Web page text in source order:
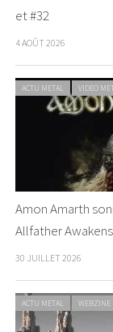
et #32
4 AOÛT 2026
ACTU METAL VIDEO
Amon Amarth
Allfather
30 JUILLET 2026
ACTU METAL WEBZINE